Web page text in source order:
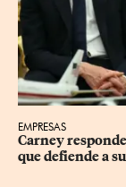
EMPRESAS
Carney
que defiende a